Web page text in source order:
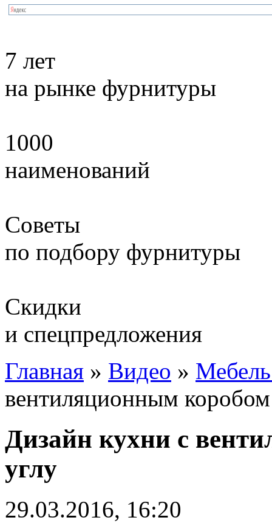
7 лет
на рынке фурнитуры
1000
наименований
Советы
по подбору фурнитуры
Скидки
и спецпредложения
Главная » Видео »
вентиляционным
Дизайн кухни с
углу
29.03.2016, 16:20